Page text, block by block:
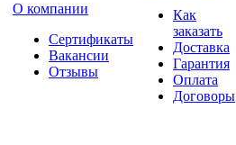
О компании
Сертификаты
Вакансии
Отзывы
Как
заказать
Доставка
Гарантия
Оплата
Договоры